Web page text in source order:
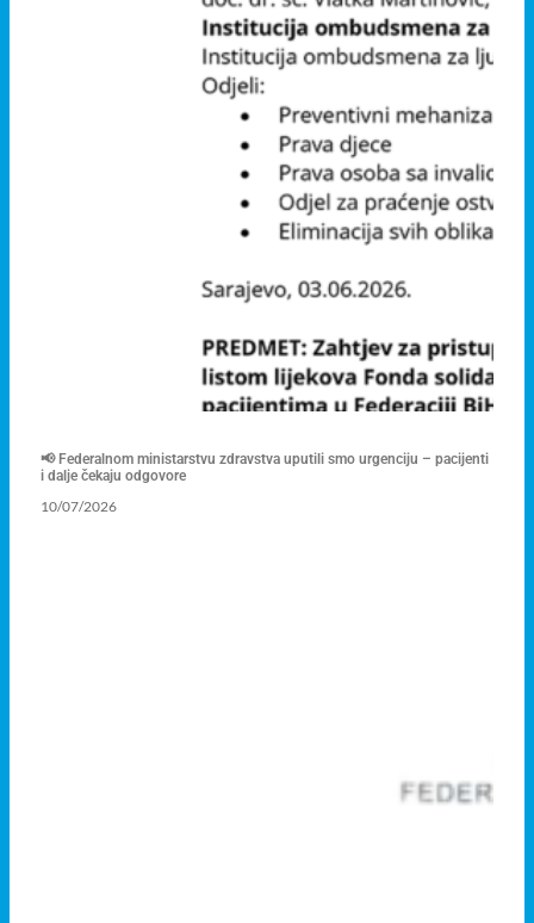
📢 Federalnom ministarstvu zdravstva uputili smo urgenciju – pacijenti
i dalje čekaju odgovore
10/07/2026